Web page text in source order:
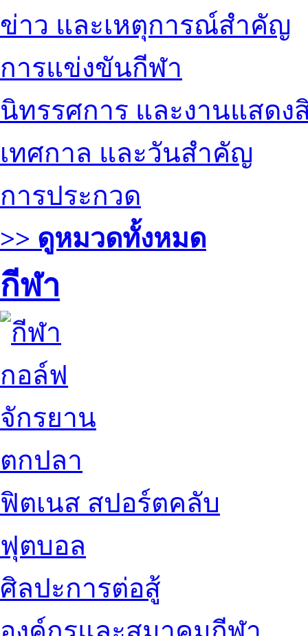
ข่าว และเหตุการณ์สำคัญ
การแข่งขันกีฬา
นิทรรศการ และงานแสดง
เทศกาล และวันสำคัญ
การประกวด
>> ดูหมวดทั้งหมด
กีฬา
กอล์ฟ
จักรยาน
ตกปลา
ฟิตเนส สปอร์ตคลับ
ฟุตบอล
ศิลปะการต่อสู้